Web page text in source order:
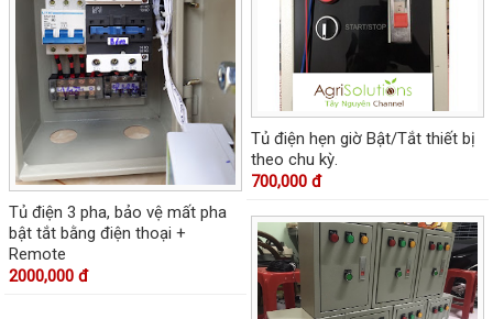
Tủ điện 3 pha, bảo vệ mất pha
bật tắt bằng điện thoại +
Remote
2000,000 đ
Tủ điện hẹn giờ Bật/Tắt thiết bị
theo chu kỳ.
700,000 đ